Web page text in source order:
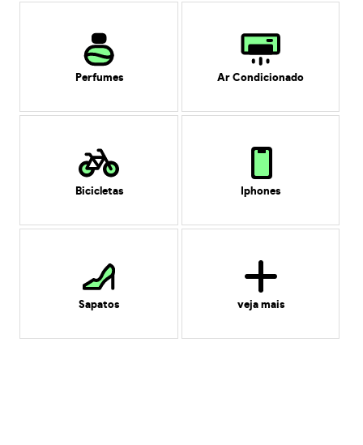
Perfumes Ar Condicionado
Bicicletas Iphones
Sapatos veja mais